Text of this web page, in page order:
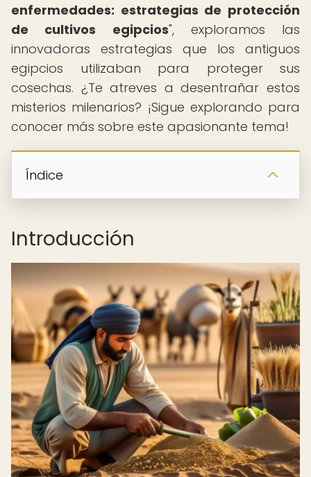
enfermedades: estrategias de protección
de cultivos egipcios", exploramos las
innovadoras estrategias que los antiguos
egipcios utilizaban para proteger sus
cosechas. ¿Te atreves a desentrañar estos
misterios milenarios? ¡Sigue explorando para
conocer más sobre este apasionante tema!
Índice
Introducción